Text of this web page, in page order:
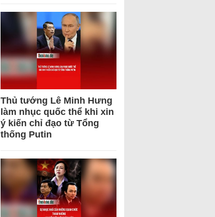
Thủ tướng Lê Minh Hưng
làm nhục quốc thể khi xin
ý kiến chỉ đạo từ Tổng
thống Putin